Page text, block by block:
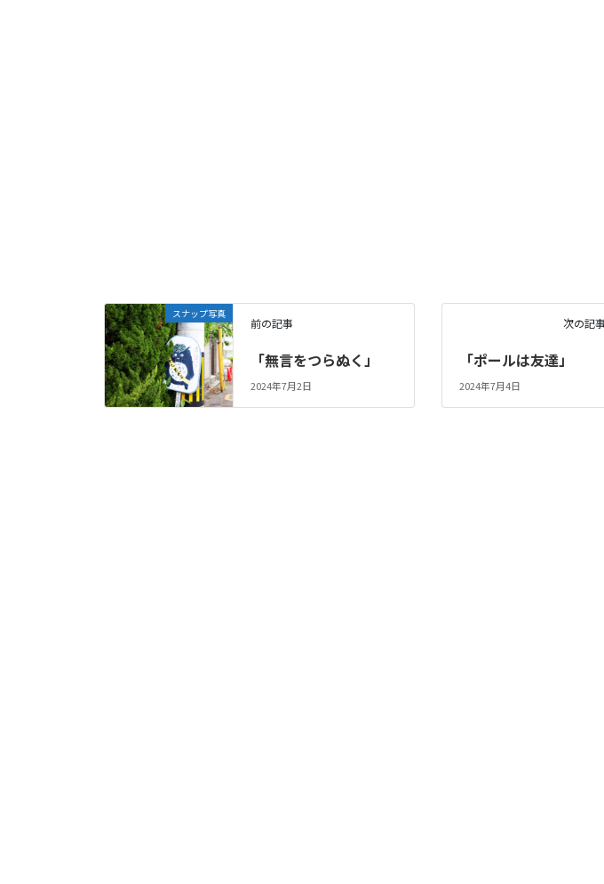
スナップ写真
前の記事
「無言をつらぬく」
2024年7月2日
次の記事
「ポールは友達」
2024年7月4日